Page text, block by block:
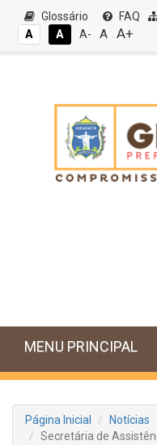
Glossário FAQ
A
A A- A A+
MENU PRINCIPAL
Página Inicial
Notícias
Secretária de